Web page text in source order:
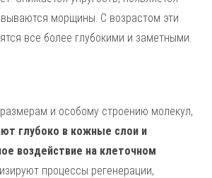
морщины. С возрастом эти
все более глубокими и заметными.
и особому строению молекул,
глубоко в кожные слои и
воздействие на клеточном
процессы регенерации,